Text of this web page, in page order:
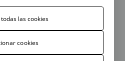
General
Energía
las cookies
cookies